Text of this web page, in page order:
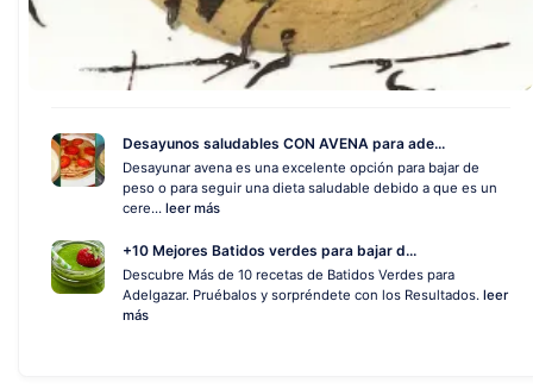
Desayunos saludables CON AVENA para ade...
Desayunar avena es una excelente opción para bajar de
peso o para seguir una dieta saludable debido a que es un
cere... leer más
+10 Mejores Batidos verdes para bajar d...
Descubre Más de 10 recetas de Batidos Verdes para
Adelgazar. Pruébalos y sorpréndete con los Resultados. leer
más